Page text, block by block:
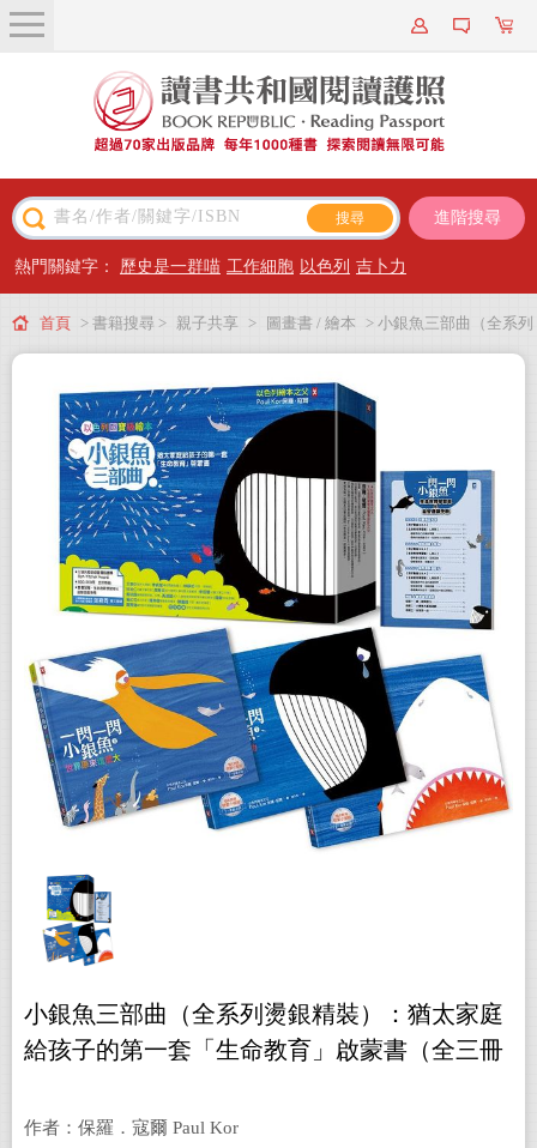
關於我們
近期新書
主題閱讀
出版專區
會員專屬
會員儲值方案
進階搜尋
熱門關鍵字： 歷史是一群喵 工作細胞 以色列 吉卜力
首頁 > 書籍搜尋 > 親子共享 > 圖畫書 / 繪本 > 小銀魚三部曲（全系列
燙銀精裝）：猶太家庭給孩子的第一套「生命教育」啟蒙書（全三冊附精美書
盒，加贈生命教育學習單 & 益智遊戲手冊）
小銀魚三部曲（全系列燙銀精裝）：猶太家庭
給孩子的第一套「生命教育」啟蒙書（全三冊
手冊）
作者：保羅．寇爾 Paul Kor